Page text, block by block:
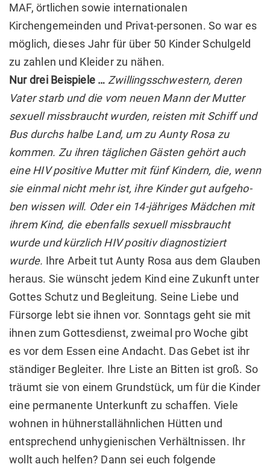
MAF, örtlichen sowie internationalen
Kirchengemeinden und Privat-personen. So war es
möglich, dieses Jahr für über 50 Kinder Schulgeld
zu zahlen und Kleider zu nähen.
Nur drei Beispiele … Zwillingsschwestern, deren
Vater starb und die vom neuen Mann der Mutter
sexuell missbraucht wurden, reisten mit Schiff und
Bus durchs halbe Land, um zu Aunty Rosa zu
kommen. Zu ihren täglichen Gästen gehört auch
eine HIV positive Mutter mit fünf Kindern, die, wenn
sie einmal nicht mehr ist, ihre Kinder gut aufgeho-
ben wissen will. Oder ein 14-jähriges Mädchen mit
ihrem Kind, die ebenfalls sexuell missbraucht
wurde und kürzlich HIV positiv diagnostiziert
wurde. Ihre Arbeit tut Aunty Rosa aus dem Glauben
heraus. Sie wünscht jedem Kind eine Zukunft unter
Gottes Schutz und Begleitung. Seine Liebe und
Fürsorge lebt sie ihnen vor. Sonntags geht sie mit
ihnen zum Gottesdienst, zweimal pro Woche gibt
es vor dem Essen eine Andacht. Das Gebet ist ihr
ständiger Begleiter. Ihre Liste an Bitten ist groß. So
träumt sie von einem Grundstück, um für die Kinder
eine permanente Unterkunft zu schaffen. Viele
wohnen in hühnerstallähnlichen Hütten und
entsprechend unhygienischen Verhältnissen. Ihr
wollt auch helfen? Dann sei euch folgende